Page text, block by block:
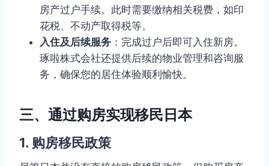
房产过户手续。此时需要缴纳相关税费，如印
花税、不动产取得税等。
入住及后续服务 ：完成过户后即可入住新房。
琢啦株式会社还提供后续的物业管理和咨询服
务，确保您的居住体验顺利愉快。
三、通过购房实现移民日本
1. 购房移民政策